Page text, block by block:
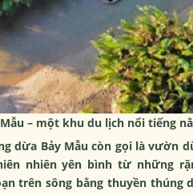
– một khu du lịch nổi tiếng
dừa Bảy Mẫu còn gọi là vườn
nhiên yên bình từ những
trên sông bằng thuyền thúng